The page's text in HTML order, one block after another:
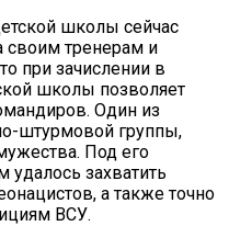
школы сейчас
своим тренерам и
при зачислении в
школы позволяет
Один из
штурмовой группы,
Под его
захватить
а также точно
ВСУ.